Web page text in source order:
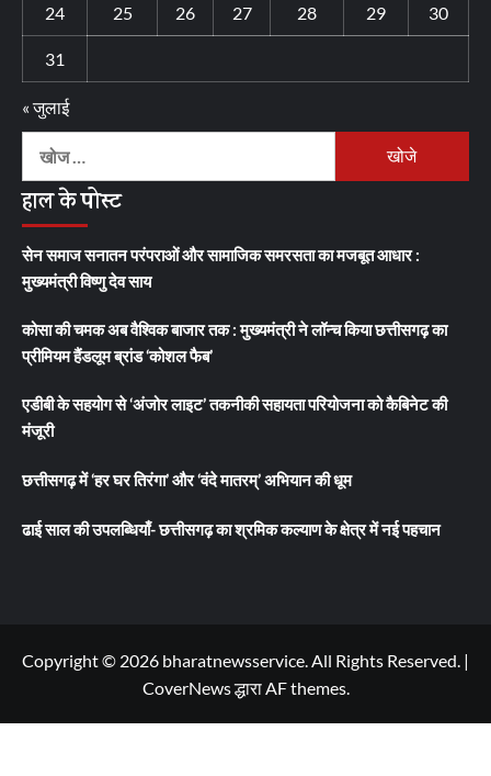
24 25 26 27 28 29 30
31
« जुलाई
निम्न
खोजें:
हाल के पोस्ट
सेन समाज सनातन परंपराओं और सामाजिक समरसता का मजबूत आधार :
मुख्यमंत्री विष्णु देव साय
कोसा की चमक अब वैश्विक बाजार तक : मुख्यमंत्री ने लॉन्च किया छत्तीसगढ़ का
प्रीमियम हैंडलूम ब्रांड ‘कोशल फैब’
एडीबी के सहयोग से ‘अंजोर लाइट’ तकनीकी सहायता परियोजना को कैबिनेट की
मंजूरी
छत्तीसगढ़ में ‘हर घर तिरंगा’ और ‘वंदे मातरम्’ अभियान की धूम
ढाई साल की उपलब्धियाँ- छत्तीसगढ़ का श्रमिक कल्याण के क्षेत्र में नई पहचान
Copyright © 2026 bharatnewsservice. All Rights Reserved. |
CoverNewsद्धारा AF themes.